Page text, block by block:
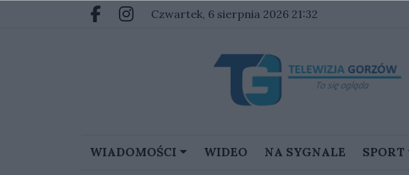
Przejdź do głównych treści
Przejdź do głównego menu
Facebook.com
Instagram.com
czwartek, 6 sierpnia 2026 21:32
WIADOMOŚCI WIDEO NA SYGNALE SPORT